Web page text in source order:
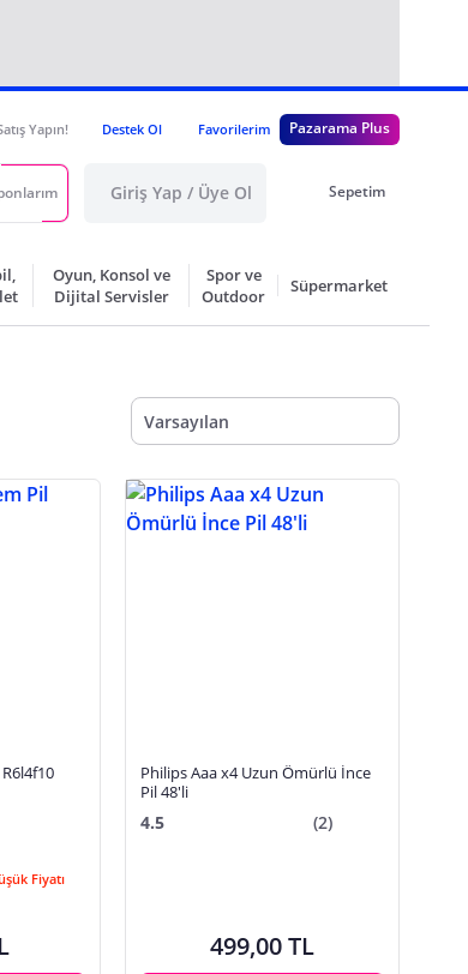
Yapın! Destek Ol Favorilerim Pazarama Plus
Giriş Yap / Üye Ol Sepetim
Oyun, Konsol ve
Dijital Servisler
Spor ve
Outdoor
Süpermarket
Varsayılan
Fiyatı
Philips Aaa x4 Uzun Ömürlü İnce
Pil 48'li
4.5 (2)
499,00 TL